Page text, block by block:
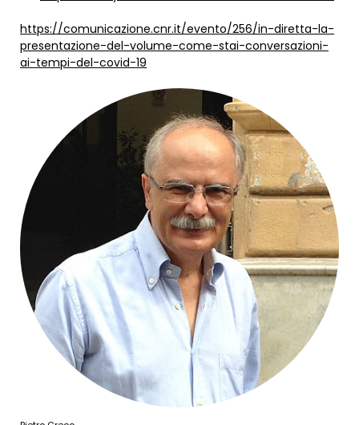
https://comunicazione.cnr.it/evento/256/in-diretta-la-
presentazione-del-volume-come-stai-conversazioni-
ai-tempi-del-covid-19